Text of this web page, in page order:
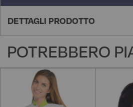
DETTAGLI PRODOTTO
POTREBBERO